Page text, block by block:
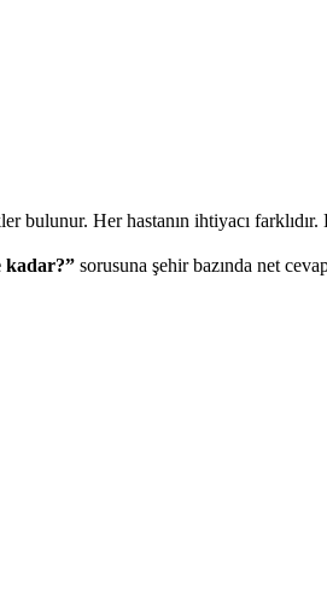
Her hastanın ihtiyacı
kadar?” sorusuna şehir bazında net